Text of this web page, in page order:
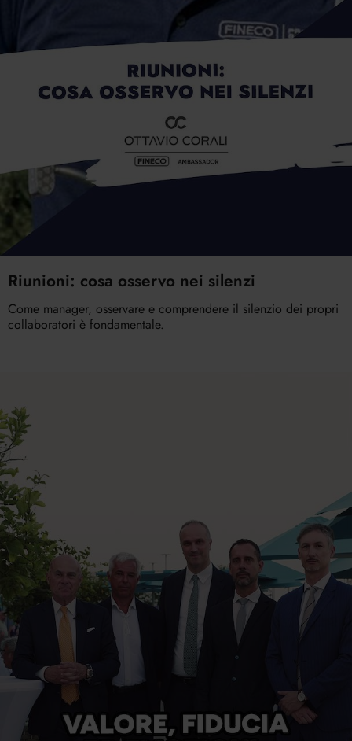
Riunioni: cosa osservo nei silenzi
Come manager, osservare e comprendere il silenzio dei propri
collaboratori è fondamentale.